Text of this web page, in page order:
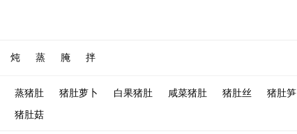
炖 蒸 腌 拌
蒸猪肚 猪肚萝卜 白果猪肚 咸菜猪肚 猪肚丝 猪肚笋
猪肚菇